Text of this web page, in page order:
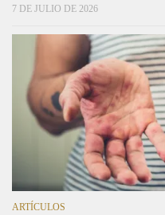
7 DE JULIO DE 2026
ARTÍCULOS